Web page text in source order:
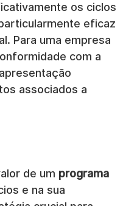
os ciclos
eficaz
Para uma empresa
com a
associados a
de um programa
e na sua